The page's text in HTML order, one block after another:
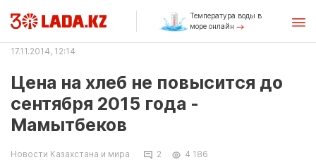
Температура воды в
море онлайн
17.11.2014, 12:14
Цена на хлеб не повысится до
сентября 2015 года -
Мамытбеков
Новости Казахстана и мира 2 4 186